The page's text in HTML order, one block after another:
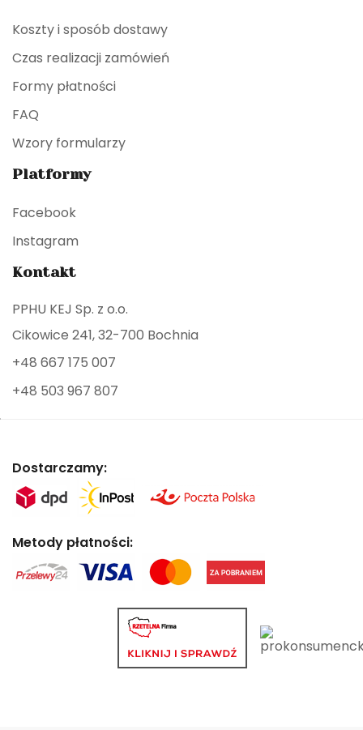
Koszty i sposób dostawy
Czas realizacji zamówień
Formy płatności
FAQ
Wzory formularzy
Platformy
Facebook
Instagram
Kontakt
PPHU KEJ Sp. z o.o.
Cikowice 241, 32-700 Bochnia
+48 667 175 007
+48 503 967 807
Dostarczamy:
Metody płatności: